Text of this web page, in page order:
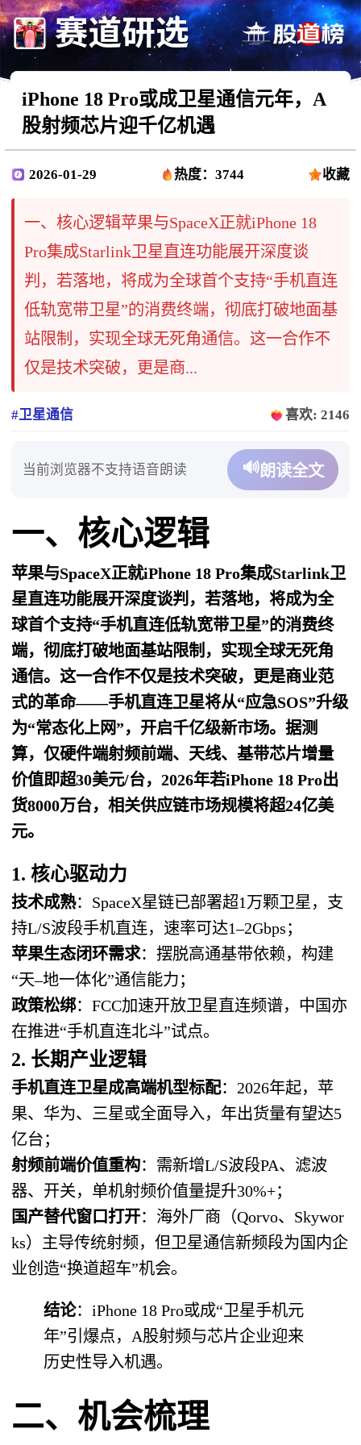
iPhone 18 Pro或成卫星通信元年，A
股射频芯片迎千亿机遇
2026-01-29 热度：3744 收藏
一、核心逻辑苹果与SpaceX正就iPhone 18
Pro集成Starlink卫星直连功能展开深度谈
判，若落地，将成为全球首个支持“手机直连
低轨宽带卫星”的消费终端，彻底打破地面基
站限制，实现全球无死角通信。这一合作不
仅是技术突破，更是商...
#卫星通信 喜欢: 2146
当前浏览器不支持语音朗读 🔊朗读全文
一、核心逻辑
苹果与SpaceX正就iPhone 18 Pro集成Starlink卫
星直连功能展开深度谈判，若落地，将成为全
球首个支持“手机直连低轨宽带卫星”的消费终
端，彻底打破地面基站限制，实现全球无死角
通信。这一合作不仅是技术突破，更是商业范
式的革命——手机直连卫星将从“应急SOS”升级
为“常态化上网”，开启千亿级新市场。据测
算，仅硬件端射频前端、天线、基带芯片增量
价值即超30美元/台，2026年若iPhone 18 Pro出
货8000万台，相关供应链市场规模将超24亿美
元。
1. 核心驱动力
技术成熟：SpaceX星链已部署超1万颗卫星，支
持L/S波段手机直连，速率可达1–2Gbps；
苹果生态闭环需求：摆脱高通基带依赖，构建
“天–地一体化”通信能力；
政策松绑：FCC加速开放卫星直连频谱，中国亦
在推进“手机直连北斗”试点。
2. 长期产业逻辑
手机直连卫星成高端机型标配：2026年起，苹
果、华为、三星或全面导入，年出货量有望达5
亿台；
射频前端价值重构：需新增L/S波段PA、滤波
器、开关，单机射频价值量提升30%+；
国产替代窗口打开：海外厂商（Qorvo、Skywor
ks）主导传统射频，但卫星通信新频段为国内企
业创造“换道超车”机会。
结论：iPhone 18 Pro或成“卫星手机元
年”引爆点，A股射频与芯片企业迎来
历史性导入机遇。
二、机会梳理